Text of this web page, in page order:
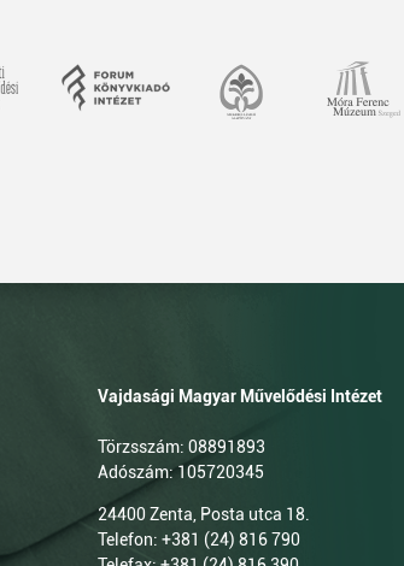
Vajdasági Magyar Művelődési Intézet
Törzsszám: 08891893
Adószám: 105720345
24400 Zenta, Posta utca 18.
Telefon: +381 (24) 816 790